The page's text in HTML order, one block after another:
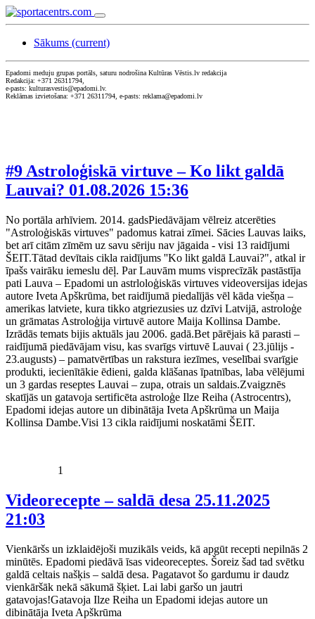
Sākums (current)
Epadomi meduju grupas portāls, saturu nodrošina Kultūras Vēstis.lv redakcija
Redakcija: +371 26311794,
e-pasts: kulturasvestis@epadomi.lv.
Reklāmas izvietošana: +371 26311794, e-pasts: reklama@epadomi.lv
#9 Astroloģiskā virtuve – Ko likt galdā
Lauvai? 01.08.2026 15:36
No portāla arhīviem. 2014. gadsPiedāvājam vēlreiz atcerēties
"Astroloģiskās virtuves" padomus katrai zīmei. Sācies Lauvas laiks,
bet arī citām zīmēm uz savu sēriju nav jāgaida - visi 13 raidījumi
ŠEIT.Tātad devītais cikla raidījums ''Ko likt galdā Lauvai?", atkal ir
īpašs vairāku iemeslu dēļ. Par Lauvām mums visprecīzāk pastāstīja
pati Lauva – Epadomi un astrloloģiskās virtuves videoversijas idejas
autore Iveta Apškrūma, bet raidījumā piedalījās vēl kāda viešņa –
amerikas latviete, kura tikko atgriezusies uz dzīvi Latvijā, astroloģe
un grāmatas Astroloģija virtuvē autore Maija Kollinsa Dambe.
Izrādās temats bijis aktuāls jau 2006. gadā.Bet pārējais kā parasti –
raidījumā piedāvājam visu, kas svarīgs virtuvē Lauvai ( 23.jūlijs -
23.augusts) – pamatvērtības un rakstura iezīmes, veselībai svarīgie
produkti, iecienītākie ēdieni, galda klāšanas īpatnības, laba vēlējumi
un 3 gardas reseptes Lauvai – zupa, otrais un saldais.Zvaigznēs
skatījās un gatavoja sertificēta astroloģe Ilze Reiha (Astrocentrs),
Epadomi idejas autore un dibinātāja Iveta Apškrūma un Maija
Kollinsa Dambe.Visi 13 cikla raidījumi noskatāmi ŠEIT.
1
Videorecepte – saldā desa 25.11.2025
21:03
Vienkāršs un izklaidējoši muzikāls veids, kā apgūt recepti nepilnās 2
minūtēs. Epadomi piedāvā īsas videoreceptes. Šoreiz šad tad svētku
galdā celtais našķis – saldā desa. Pagatavot šo gardumu ir daudz
vienkāršāk nekā sākumā šķiet. Lai labi garšo un jautri
gatavojas!Gatavoja Ilze Reiha un Epadomi idejas autore un
dibinātāja Iveta Apškrūma